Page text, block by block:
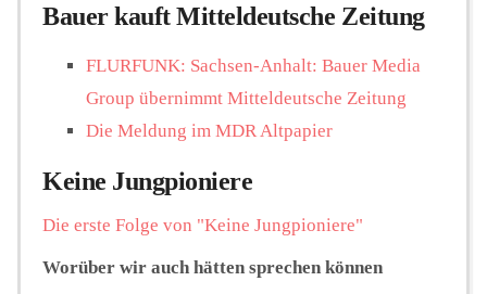
Bauer kauft Mitteldeutsche Zeitung
FLURFUNK: Sachsen-Anhalt: Bauer Media
Group übernimmt Mitteldeutsche Zeitung
Die Meldung im MDR Altpapier
Keine Jungpioniere
Die erste Folge von "Keine Jungpioniere"
Worüber wir auch hätten sprechen können